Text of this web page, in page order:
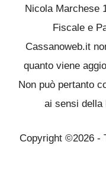
Nicola Marchese
Fiscale e
Cassanoweb.it
quanto viene
Non può pertanto
ai sensi della
Copyright ©2026 -